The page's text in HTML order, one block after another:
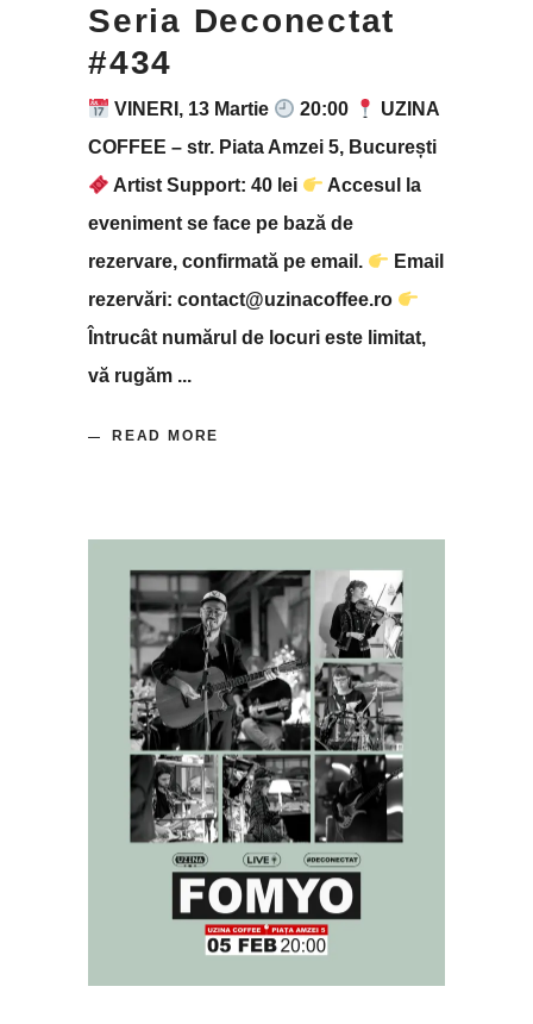
Seria Deconectat
#434
VINERI, 13 Martie 20:00
UZINA
COFFEE – str. Piata Amzei 5, București
Artist Support: 40 lei
Accesul la
eveniment se face pe bază de
rezervare, confirmată pe email.
Email
rezervări: contact@uzinacoffee.ro
Întrucât numărul de locuri este limitat,
vă rugăm
READ MORE